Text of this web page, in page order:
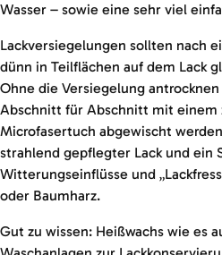
Wasser – sowie eine sehr viel
Lackversiegelungen sollten nach
dünn in Teilflächen auf dem Lack
Ohne die Versiegelung
Abschnitt für Abschnitt mit einem
Microfasertuch abgewischt
strahlend gepflegter Lack und ein
Witterungseinflüsse und
oder Baumharz.
Gut zu wissen: Heißwachs wie es